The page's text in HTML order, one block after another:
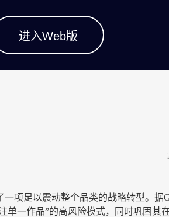
进入Web版
项足以震动整个品类的战略转型。据
一作品”的高风险模式，同时巩固其